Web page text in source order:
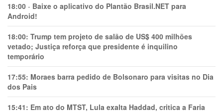
18:00 - Baixe o aplicativo do Plantão Brasil.NET para
Android!
18:00: Trump tem projeto de salão de US$ 400 milhões
vetado; Justiça reforça que presidente é inquilino
temporário
17:55: Moraes barra pedido de Bolsonaro para visitas no Dia
dos Pais
15:41: Em ato do MTST, Lula exalta Haddad, critica a Faria